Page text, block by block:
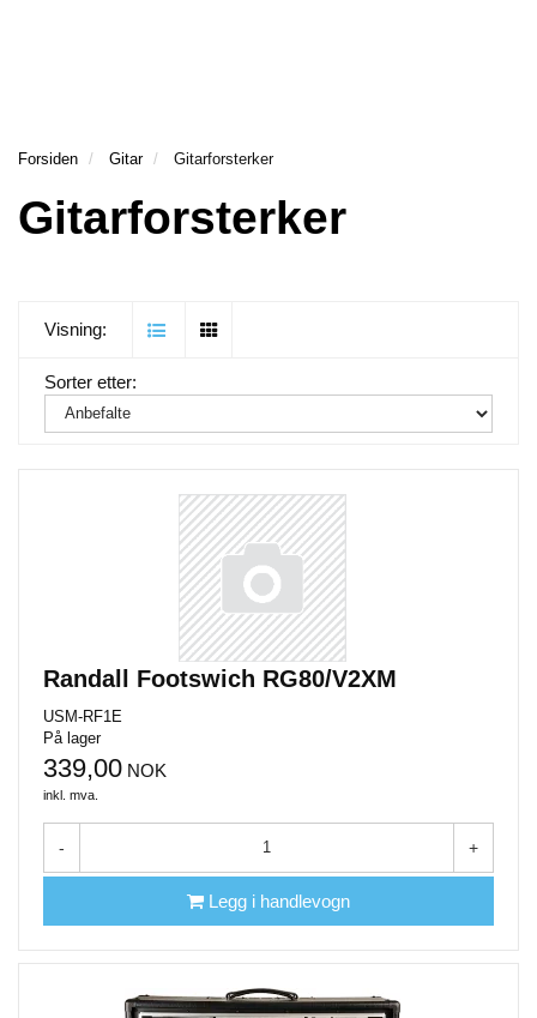
Forsiden Gitar Gitarforsterker
Gitarforsterker
Visning:
Sorter etter:
Randall Footswich RG80/V2XM
USM-RF1E
På lager
339,00 NOK
inkl. mva.
- +
Legg i handlevogn